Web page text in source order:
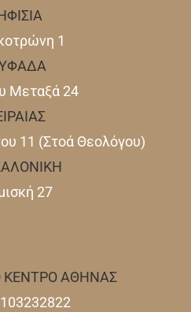
1
Μεταξά 24
11 (Στοά Θεολόγου)
27
ΚΕΝΤΡΟ ΑΘΗΝΑΣ